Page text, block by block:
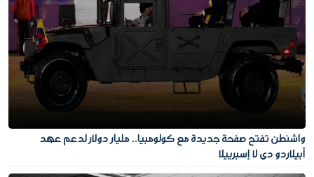
واشنطن تفتح صفحة جديدة مع كولومبيا.. مليار دولار لدعم عهد
أبيلاردو دي لا إسبرييلا